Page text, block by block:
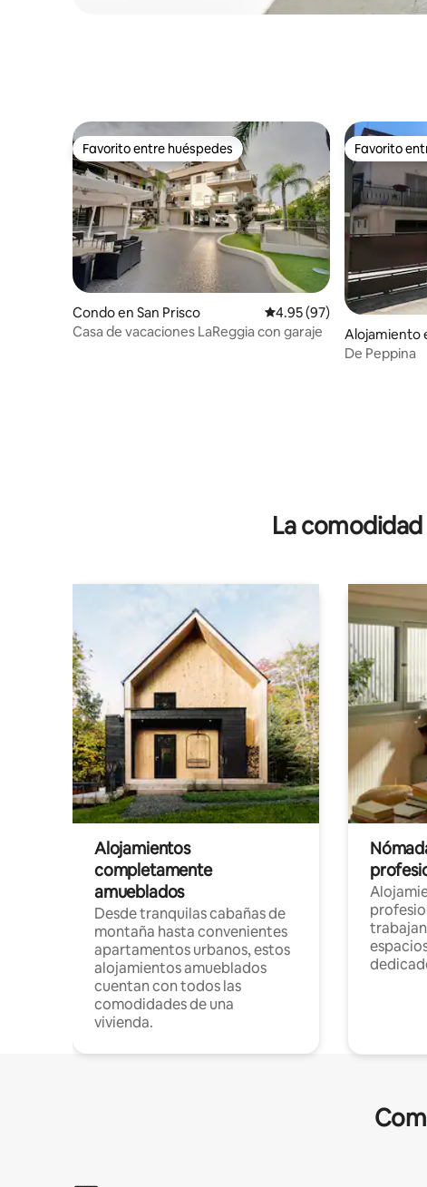
Favorito entre huéspedes
Favorito entre huéspedes
Condo en San Prisco Calificación promedio:
4.95 (97)
Casa de vacaciones LaReggia con garaje
Favorito
Favorito
Alojamiento
De Peppina
La
Alojamientos
completamente
amueblados
Desde tranquilas cabañas de
montaña hasta convenientes
apartamentos urbanos, estos
alojamientos amueblados
cuentan con todos las
comodidades de una
vivienda.